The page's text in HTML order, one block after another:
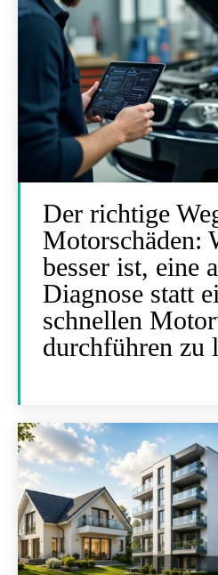
Der richtige
Motorschäden:
besser ist, eine
Diagnose statt
schnellen
durchführen zu